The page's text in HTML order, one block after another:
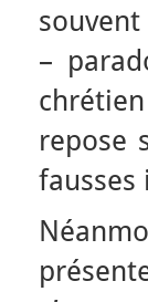
–
repose
fausses